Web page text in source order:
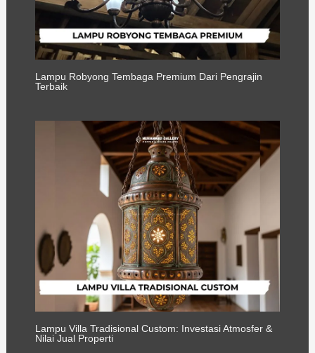
Lampu Robyong Tembaga Premium Dari Pengrajin
Terbaik
Lampu Villa Tradisional Custom: Investasi Atmosfer &
Nilai Jual Properti